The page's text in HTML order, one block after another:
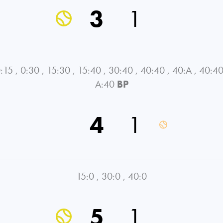
3 1
, 0:30 , 15:30 , 15:40 , 30:40 , 40:40 , 40:A , 40:40
A:40 BP
4 1
15:0 , 30:0 , 40:0
5 1